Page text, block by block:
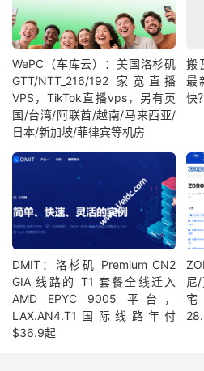
WePC（车库云）：美国洛杉矶
GTT/NTT_216/192 家宽直播
VPS，TikTok直播vps，另有英
国/台湾/阿联酋/越南/马来西亚/
日本/新加坡/菲律宾等机房
搬
最
快
DMIT：洛杉矶 Premium CN2
GIA 线路的 T1 套餐全线迁入
AMD EPYC 9005 平台，
LAX.AN4.T1国际线路年付
$36.9起
尼
宅